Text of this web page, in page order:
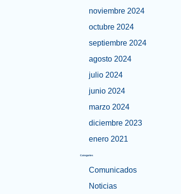
noviembre 2024
octubre 2024
septiembre 2024
agosto 2024
julio 2024
junio 2024
marzo 2024
diciembre 2023
enero 2021
Categories
Comunicados
Noticias